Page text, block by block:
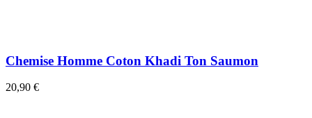
Chemise Homme Coton Khadi Ton Saumon
20,90 €